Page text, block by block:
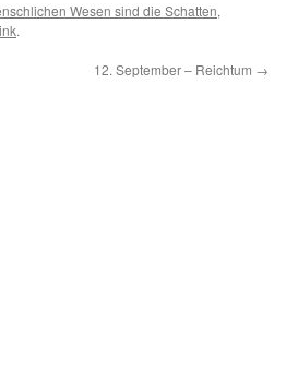
Wesen sind die Schatten,
.
12. September – Reichtum →